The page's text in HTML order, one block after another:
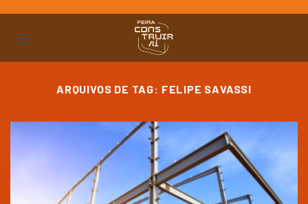
para
ARQUIVOS DE TAG: FELIPE SAVASSI